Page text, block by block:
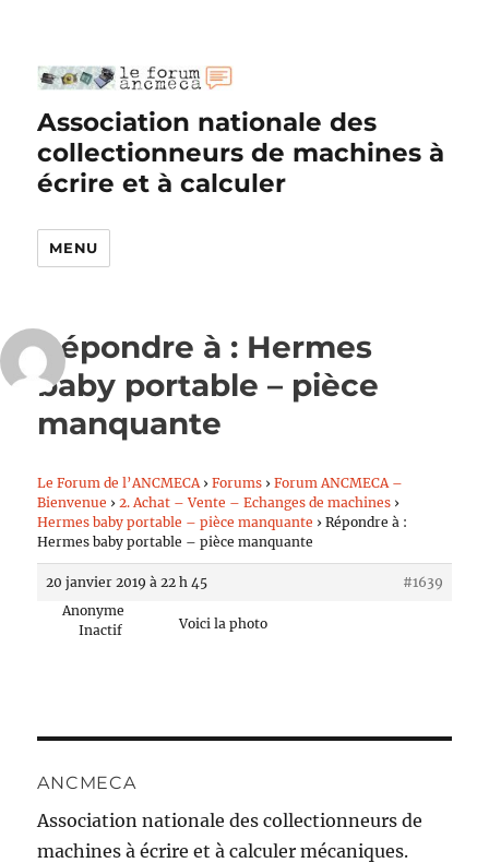
Association nationale des
collectionneurs de machines à
écrire et à calculer
MENU
Répondre à : Hermes
baby portable – pièce
manquante
Le Forum de l’ANCMECA › Forums › Forum ANCMECA –
Bienvenue › 2. Achat – Vente – Echanges de machines ›
Hermes baby portable – pièce manquante › Répondre à :
Hermes baby portable – pièce manquante
20 janvier 2019 à 22 h 45
#1639
Anonyme
Inactif
Voici la photo
ANCMECA
Association nationale des collectionneurs de
machines à écrire et à calculer mécaniques.